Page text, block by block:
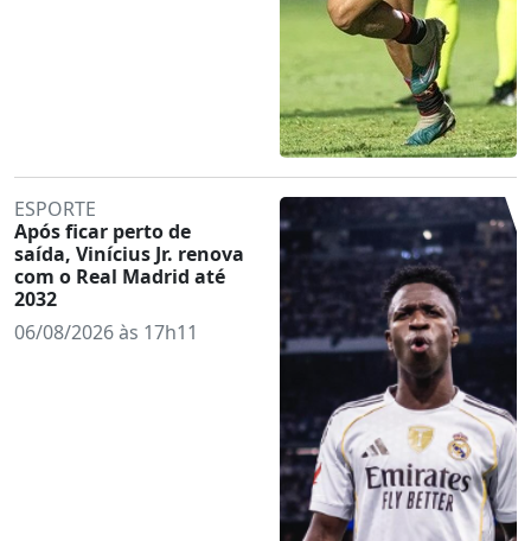
ESPORTE
Após ficar perto de
saída, Vinícius Jr. renova
com o Real Madrid até
2032
06/08/2026 às 17h11